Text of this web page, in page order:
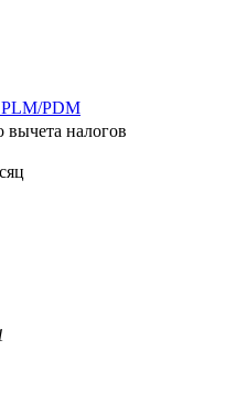
PLM/PDM
вычета налогов